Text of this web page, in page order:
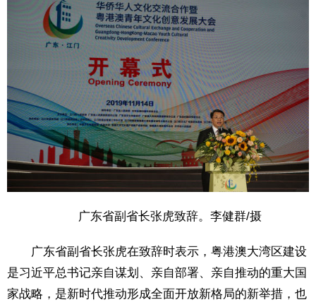
广东省副省长张虎致辞。李健群/摄
广东省副省长张虎在致辞时表示，粤港澳大湾区建设
是习近平总书记亲自谋划、亲自部署、亲自推动的重大国
家战略，是新时代推动形成全面开放新格局的新举措，也